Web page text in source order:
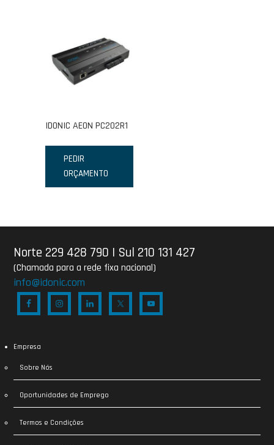
IDONIC AEON PC202R1
PEDIR
ORÇAMENTO
Norte 229 428 790 | Sul 210 131 427
(Chamada para a rede fixa nacional)
info@idonic.com
Empresa
Sobre Nós
Oportunidades de Emprego
Termos e Condições